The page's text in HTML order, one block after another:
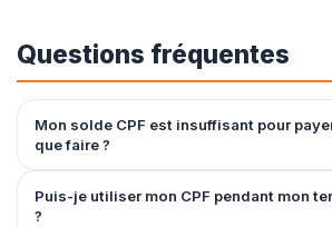
Questions fréquentes
Mon solde CPF est insuffisant pour payer
que faire ?
Puis-je utiliser mon CPF pendant mon
?